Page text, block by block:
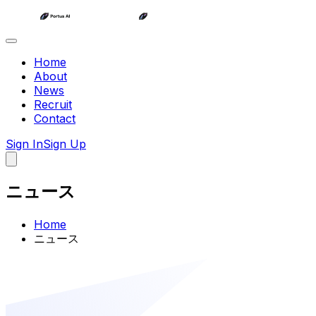
Home
About
News
Recruit
Contact
Sign InSign Up
ニュース
Home
ニュース